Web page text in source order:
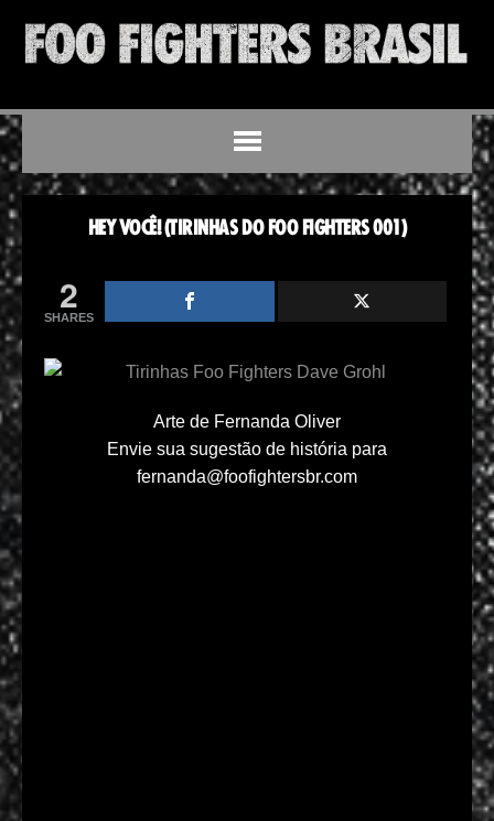
HEY VOCÊ! (TIRINHAS DO FOO FIGHTERS 001)
2
SHARES
Arte de Fernanda Oliver
Envie sua sugestão de história para
fernanda@foofightersbr.com